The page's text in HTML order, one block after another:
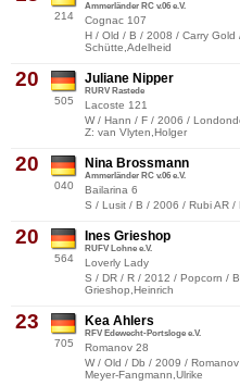
214
Ammerländer RC v.06 e.V.
Cognac 107
H / Old / B / 2008 / Carry
Schütte,Adelheid
20
505
Juliane Nipper
RURV Rastede
Lacoste 121
W / Hann / F / 2006 /
Z: van Vlyten,Holger
20
040
Nina Brossmann
Ammerländer RC v.06 e.V.
Bailarina 6
S / Lusit / B / 2006 / Rubi AR /
20
564
Ines Grieshop
RUFV Lohne e.V.
Loverly Lady
S / DR / R / 2012 / Popcorn /
Grieshop,Heinrich
23
705
Kea Ahlers
RFV Edewecht-Portsloge e.V.
Romanov 28
W / Old / Db / 2009 /
Meyer-Fangmann,Ulrike